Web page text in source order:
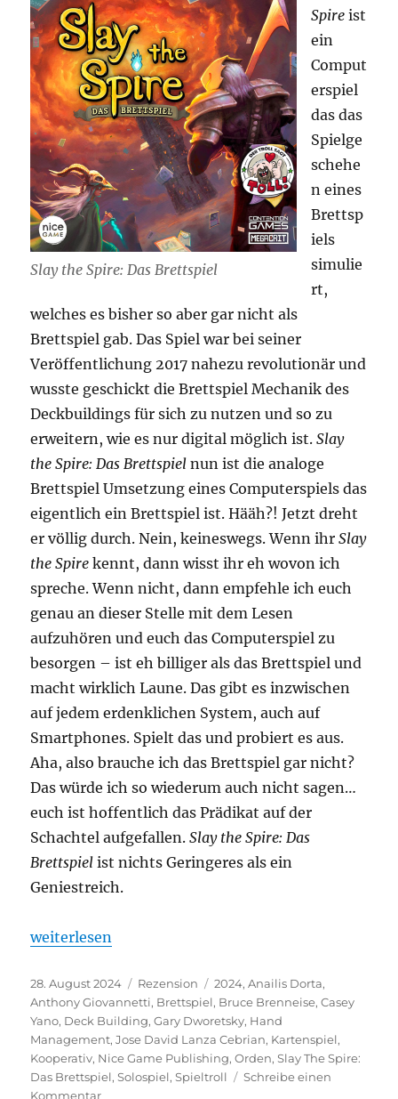
Slay the Spire: Das Brettspiel
Spire ist
ein
Comput
erspiel
das das
Spielge
schehe
n eines
Brettsp
iels
simulie
rt,
welches es bisher so aber gar nicht als
Brettspiel gab. Das Spiel war bei seiner
Veröffentlichung 2017 nahezu revolutionär und
wusste geschickt die Brettspiel Mechanik des
Deckbuildings für sich zu nutzen und so zu
erweitern, wie es nur digital möglich ist.Slay
the Spire: Das Brettspiel nun ist die analoge
Brettspiel Umsetzung eines Computerspiels das
eigentlich ein Brettspiel ist. Hääh?! Jetzt dreht
er völlig durch. Nein, keineswegs. Wenn ihrSlay
the Spire kennt, dann wisst ihr eh wovon ich
spreche. Wenn nicht, dann empfehle ich euch
genau an dieser Stelle mit dem Lesen
aufzuhören und euch das Computerspiel zu
besorgen – ist eh billiger als das Brettspiel und
macht wirklich Laune. Das gibt es inzwischen
auf jedem erdenklichen System, auch auf
Smartphones. Spielt das und probiert es aus.
Aha, also brauche ich das Brettspiel gar nicht?
Das würde ich so wiederum auch nicht sagen…
euch ist hoffentlich das Prädikat auf der
Schachtel aufgefallen.Slay the Spire: Das
Brettspiel ist nichts Geringeres als ein
Geniestreich.
„Slay the Spire: Das Brettspiel – Ein Geniestreich“
weiterlesen
Veröffentlicht
am
28. August 2024 Kategorien
Rezension Schlagwörter
2024,Anailis Dorta,
Anthony Giovannetti, Brettspiel, Bruce Brenneise,Casey
Yano, Deck Building,Gary Dworetsky, Hand
Management,Jose David Lanza Cebrian, Kartenspiel,
Kooperativ, Nice Game Publishing,Orden,Slay The Spire:
Das Brettspiel,Solospiel,Spieltroll
Schreibe einen
Kommentarzu